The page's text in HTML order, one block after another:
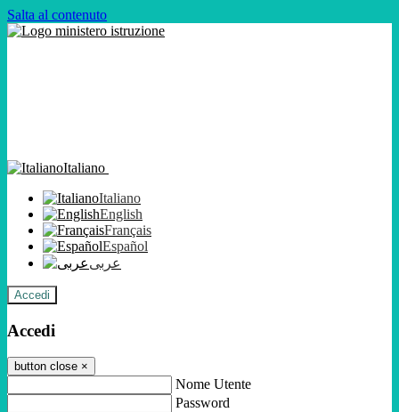
Salta al contenuto
Italiano
Italiano
English
Français
Español
عربى
Accedi
Accedi
button close ×
Nome Utente
Password